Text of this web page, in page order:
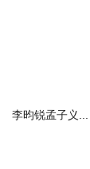
李昀锐孟子义...